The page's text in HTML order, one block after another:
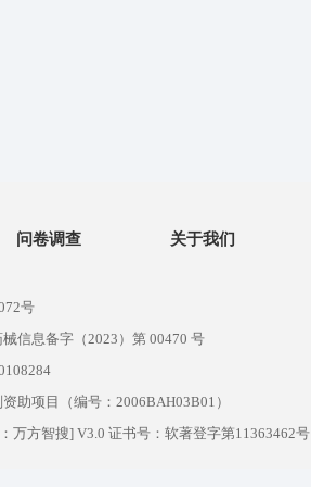
问卷调查 关于我们
号
信息备字（2023）第 00470 号
助项目（编号：2006BAH03B01）
万方智搜] V3.0 证书号：软著登字第11363462号